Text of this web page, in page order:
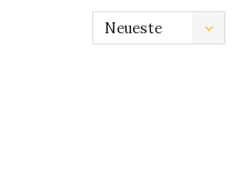
Neueste